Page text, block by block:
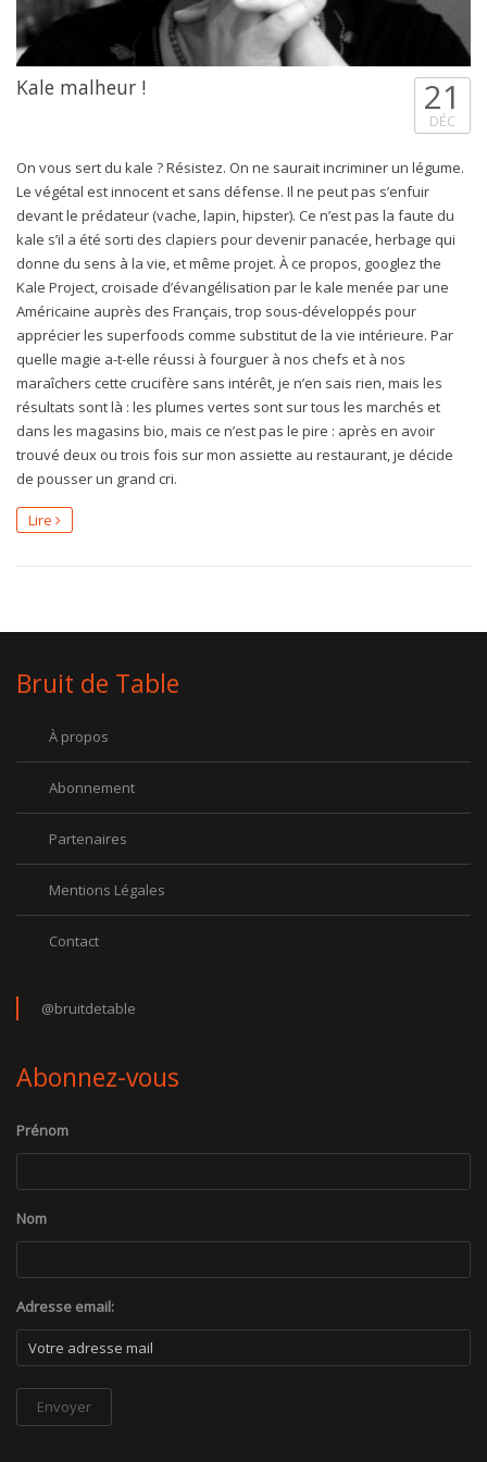
Kale malheur ! 21
DÉC
On vous sert du kale ? Résistez. On ne saurait incriminer un légume.
Le végétal est innocent et sans défense. Il ne peut pas s’enfuir
devant le prédateur (vache, lapin, hipster). Ce n’est pas la faute du
kale s’il a été sorti des clapiers pour devenir panacée, herbage qui
donne du sens à la vie, et même projet. À ce propos, googlez the
Kale Project, croisade d’évangélisation par le kale menée par une
Américaine auprès des Français, trop sous-développés pour
apprécier les superfoods comme substitut de la vie intérieure. Par
quelle magie a-t-elle réussi à fourguer à nos chefs et à nos
maraîchers cette crucifère sans intérêt, je n’en sais rien, mais les
résultats sont là : les plumes vertes sont sur tous les marchés et
dans les magasins bio, mais ce n’est pas le pire : après en avoir
trouvé deux ou trois fois sur mon assiette au restaurant, je décide
de pousser un grand cri.
Lire
Bruit de Table
À propos
Abonnement
Partenaires
Mentions Légales
Contact
@bruitdetable
Abonnez-vous
Prénom
Nom
Adresse email: